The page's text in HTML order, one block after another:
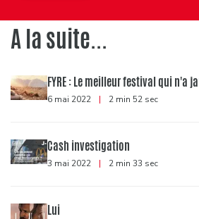
A la suite...
FYRE : Le meilleur festival qui n'a
6 mai 2022 | 2 min 52 sec
Cash investigation
3 mai 2022 | 2 min 33 sec
Lui